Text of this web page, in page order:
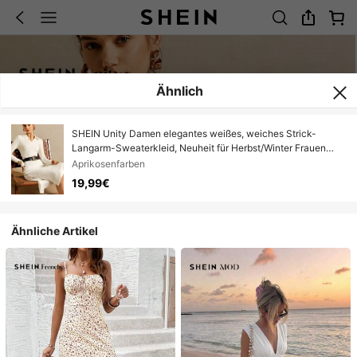
Ähnlich
SHEIN Unity Damen elegantes weißes, weiches Strick-
Langarm-Sweaterkleid, Neuheit für Herbst/Winter Frauen
Neujahr Weihnachten Ausgehparty Pendler Anlass
Aprikosenfarben
19,99€
Ähnliche Artikel